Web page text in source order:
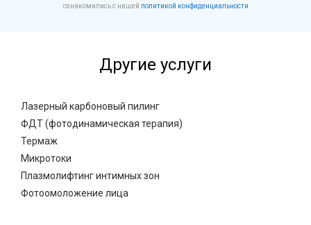
ознакомились с нашей политикой конфиденциальности
Другие услуги
Лазерный карбоновый пилинг
ФДТ (фотодинамическая терапия)
Термаж
Микротоки
Плазмолифтинг интимных зон
Фотоомоложение лица